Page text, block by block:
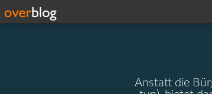
Anstatt die